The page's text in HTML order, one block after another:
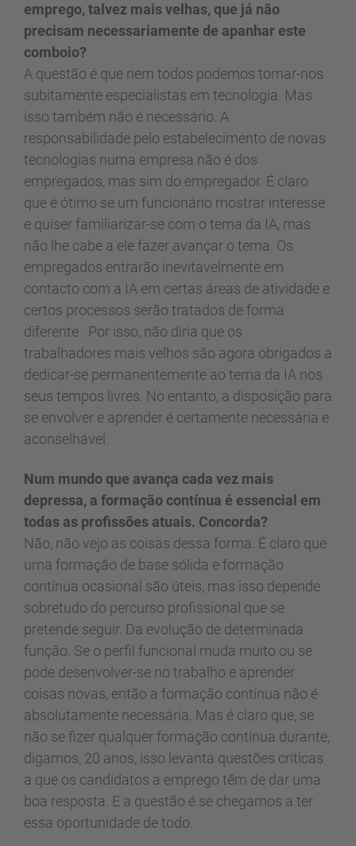
emprego, talvez mais velhas, que já não
precisam necessariamente de apanhar este
comboio?
A questão é que nem todos podemos tornar-nos
subitamente especialistas em tecnologia. Mas
isso também não é necessário. A
responsabilidade pelo estabelecimento de novas
tecnologias numa empresa não é dos
empregados, mas sim do empregador. É claro
que é ótimo se um funcionário mostrar interesse
e quiser familiarizar-se com o tema da IA, mas
não lhe cabe a ele fazer avançar o tema. Os
empregados entrarão inevitavelmente em
contacto com a IA em certas áreas de atividade e
certos processos serão tratados de forma
diferente . Por isso, não diria que os
trabalhadores mais velhos são agora obrigados a
dedicar-se permanentemente ao tema da IA nos
seus tempos livres. No entanto, a disposição para
se envolver e aprender é certamente necessária e
aconselhável.
Num mundo que avança cada vez mais
depressa, a formação contínua é essencial em
todas as profissões atuais. Concorda?
Não, não vejo as coisas dessa forma. É claro que
uma formação de base sólida e formação
contínua ocasional são úteis, mas isso depende
sobretudo do percurso profissional que se
pretende seguir. Da evolução de determinada
função. Se o perfil funcional muda muito ou se
pode desenvolver-se no trabalho e aprender
coisas novas, então a formação contínua não é
absolutamente necessária. Mas é claro que, se
não se fizer qualquer formação contínua durante,
digamos, 20 anos, isso levanta questões críticas
a que os candidatos a emprego têm de dar uma
boa resposta. E a questão é se chegamos a ter
essa oportunidade de todo.